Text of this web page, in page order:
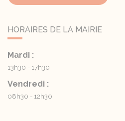
HORAIRES DE LA MAIRIE
Mardi :
13h30 - 17h30
Vendredi :
08h30 - 12h30